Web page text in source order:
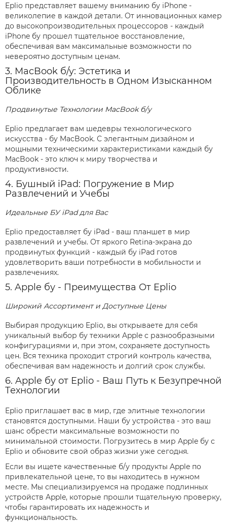
Eplio представляет вашему вниманию бу iPhone -
великолепие в каждой детали. От инновационных камер
до высокопроизводительных процессоров - каждый
iPhone бу прошел тщательное восстановление,
обеспечивая вам максимальные возможности по
невероятно доступным ценам.
3. MacBook б/у: Эстетика и
Производительность в Одном Изысканном
Облике
Продвинутые Технологии MacBook б/у
Eplio предлагает вам шедевры технологического
искусства - бу MacBook. С элегантным дизайном и
мощными техническими характеристиками каждый бу
MacBook - это ключ к миру творчества и
продуктивности.
4. Бушный iPad: Погружение в Мир
Развлечений и Учебы
Идеальные БУ iPad для Вас
Eplio предоставляет бу iPad - ваш планшет в мир
развлечений и учебы. От яркого Retina-экрана до
продвинутых функций - каждый бу iPad готов
удовлетворить ваши потребности в мобильности и
развлечениях.
5. Apple бу - Преимущества От Eplio
Широкий Ассортимент и Доступные Цены
Выбирая продукцию Eplio, вы открываете для себя
уникальный выбор бу техники Apple с разнообразными
конфигурациями и, при этом, сохраняете доступность
цен. Вся техника проходит строгий контроль качества,
обеспечивая вам надежность и долгий срок службы.
6. Apple бу от Eplio - Ваш Путь к Безупречной
Технологии
Eplio приглашает вас в мир, где элитные технологии
становятся доступными. Наши бу устройства - это ваш
шанс обрести максимальные возможности по
минимальной стоимости. Погрузитесь в мир Apple бу с
Eplio и обновите свой образ жизни уже сегодня.
Если вы ищете качественные б/у продукты Apple по
привлекательной цене, то вы находитесь в нужном
месте. Мы специализируемся на продаже подлинных
устройств Apple, которые прошли тщательную проверку,
чтобы гарантировать их надежность и
функциональность.